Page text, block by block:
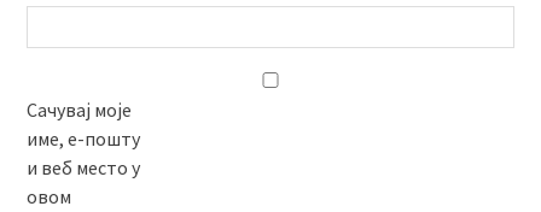
Сачувај моје
име, е-пошту
и веб место у
овом